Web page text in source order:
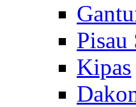
Pisau
Kipas